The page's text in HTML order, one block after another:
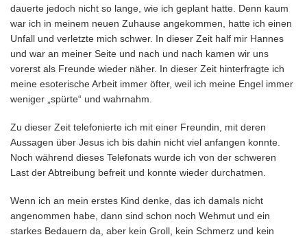
dauerte jedoch nicht so lange, wie ich geplant hatte. Denn kaum
war ich in meinem neuen Zuhause angekommen, hatte ich einen
Unfall und verletzte mich schwer. In dieser Zeit half mir Hannes
und war an meiner Seite und nach und nach kamen wir uns
vorerst als Freunde wieder näher. In dieser Zeit hinterfragte ich
meine esoterische Arbeit immer öfter, weil ich meine Engel immer
weniger „spürte“ und wahrnahm.
Zu dieser Zeit telefonierte ich mit einer Freundin, mit deren
Aussagen über Jesus ich bis dahin nicht viel anfangen konnte.
Noch während dieses Telefonats wurde ich von der schweren
Last der Abtreibung befreit und konnte wieder durchatmen.
Wenn ich an mein erstes Kind denke, das ich damals nicht
angenommen habe, dann sind schon noch Wehmut und ein
starkes Bedauern da, aber kein Groll, kein Schmerz und kein